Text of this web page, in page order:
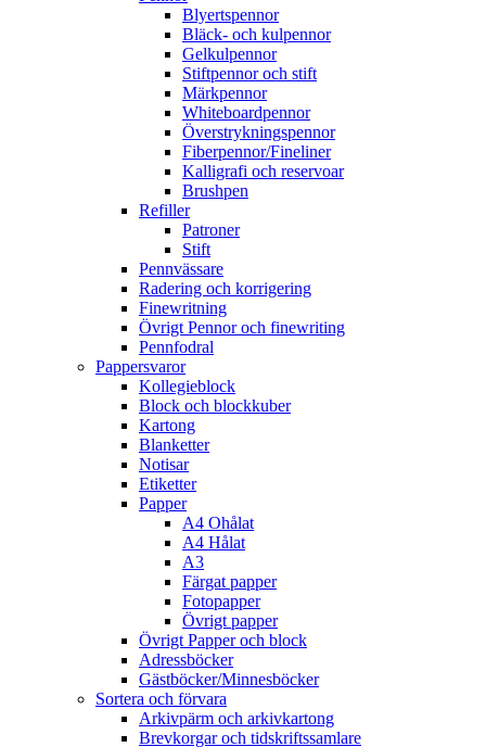
Blyertspennor
Bläck- och kulpennor
Gelkulpennor
Stiftpennor och stift
Märkpennor
Whiteboardpennor
Överstrykningspennor
Fiberpennor/Fineliner
Kalligrafi och reservoar
Brushpen
Refiller
Patroner
Stift
Pennvässare
Radering och korrigering
Finewritning
Övrigt Pennor och finewriting
Pennfodral
Pappersvaror
Kollegieblock
Block och blockkuber
Kartong
Blanketter
Notisar
Etiketter
Papper
A4 Ohålat
A4 Hålat
A3
Färgat papper
Fotopapper
Övrigt papper
Övrigt Papper och block
Adressböcker
Gästböcker/Minnesböcker
Sortera och förvara
Arkivpärm och arkivkartong
Brevkorgar och tidskriftssamlare